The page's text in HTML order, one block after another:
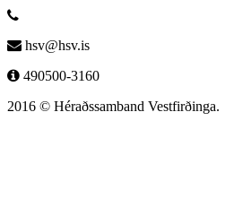
hsv@hsv.is
490500-3160
2016 © Héraðssamband Vestfirðinga.